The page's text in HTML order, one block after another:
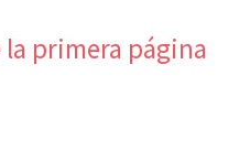
la primera página